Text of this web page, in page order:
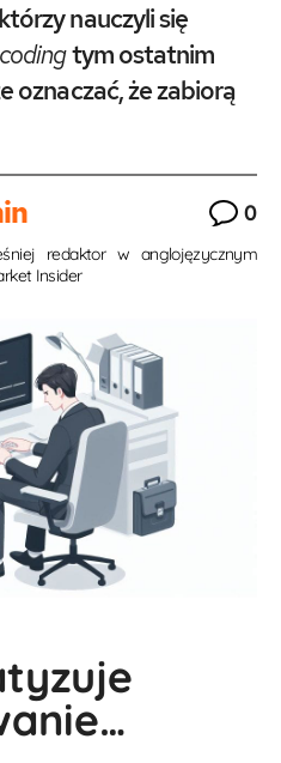
nauczyli się
tym ostatnim
oznaczać, że zabiorą
0
redaktor w anglojęzycznym
Insider